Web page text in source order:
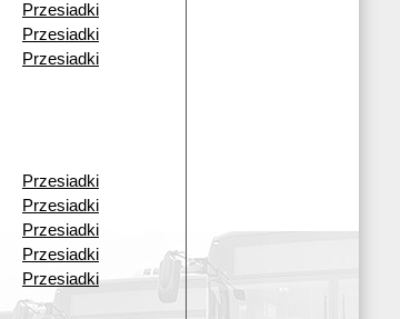
Przesiadki
Przesiadki
Przesiadki
Przesiadki
Przesiadki
Przesiadki
Przesiadki
Przesiadki